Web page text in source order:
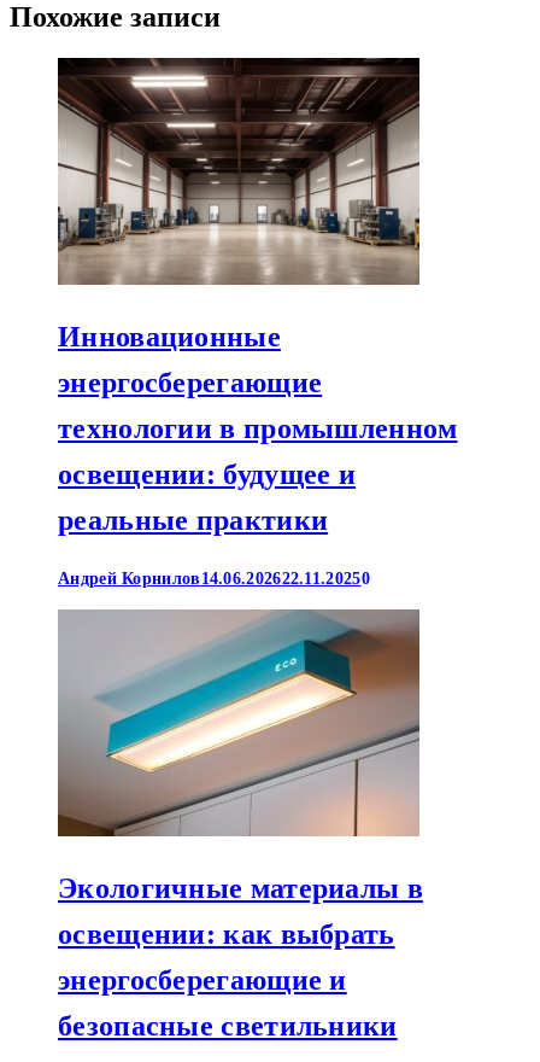
Похожие записи
Инновационные
энергосберегающие
технологии в промышленном
освещении: будущее и
реальные практики
Андрей Корнилов 14.06.202622.11.20250
Экологичные материалы в
освещении: как выбрать
энергосберегающие и
безопасные светильники